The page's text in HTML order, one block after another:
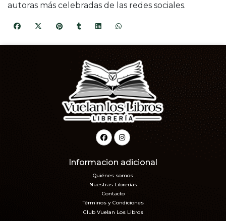
autoras más celebradas de las redes sociales.
Informacion adicional
Quiénes somos
Nuestras Librerías
Contacto
Términos y Condiciones
Club Vuelan Los Libros